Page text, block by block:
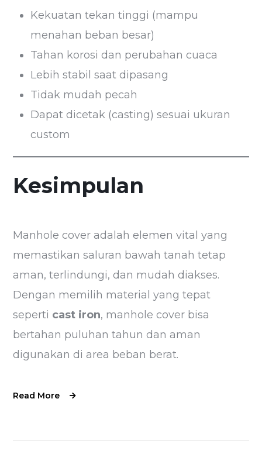
Kekuatan tekan tinggi (mampu
menahan beban besar)
Tahan korosi dan perubahan cuaca
Lebih stabil saat dipasang
Tidak mudah pecah
Dapat dicetak (casting) sesuai ukuran
custom
Kesimpulan
Manhole cover adalah elemen vital yang
memastikan saluran bawah tanah tetap
aman, terlindungi, dan mudah diakses.
Dengan memilih material yang tepat
seperti cast iron, manhole cover bisa
bertahan puluhan tahun dan aman
digunakan di area beban berat.
Read More